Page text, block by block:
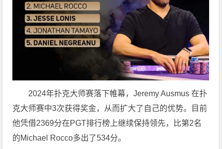
2024年扑克大师赛落下帷幕，Jeremy Ausmus 在扑
克大师赛中3次获得奖金，从而扩大了自己的优势。目前
他凭借2369分在PGT排行榜上继续保持领先，比第2名
的Michael Rocco多出了534分。